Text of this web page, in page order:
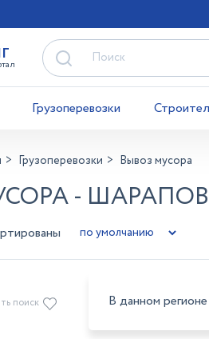
Грузоперевозки
Грузоперевозки Вывоз мусора
-
поиск В данном